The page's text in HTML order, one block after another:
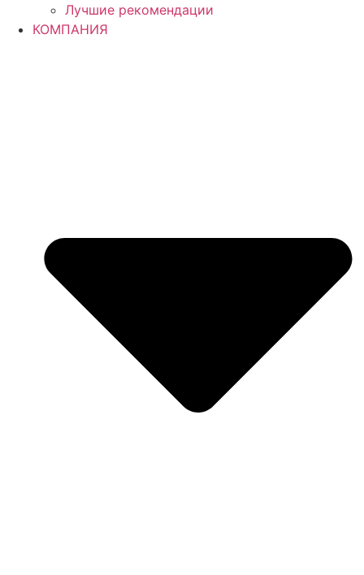
Лучшие рекомендации
КОМПАНИЯ